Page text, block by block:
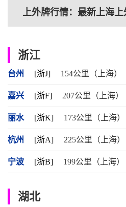
上外牌行情：最新上海
浙江
台州 [浙J] 154公里（上海）
嘉兴 [浙F] 207公里（上海）
丽水 [浙K] 173公里（上海）
杭州 [浙A] 225公里（上海）
宁波 [浙B] 199公里（上海）
湖北